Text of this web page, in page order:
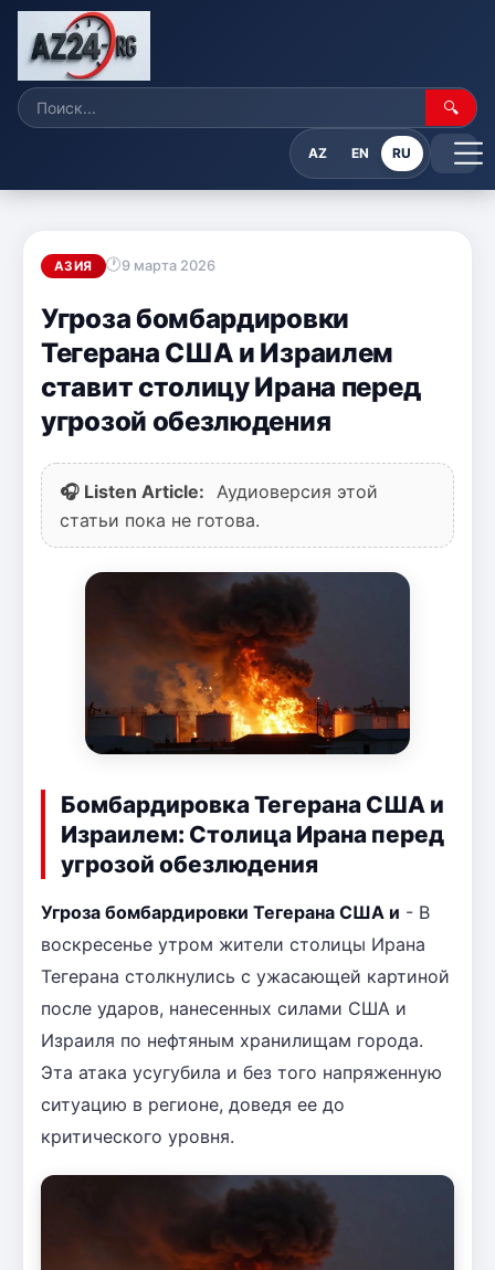
🔍
AZ EN RU
АЗИЯ 9 марта 2026
Угроза бомбардировки
Тегерана США и Израилем
ставит столицу Ирана перед
угрозой обезлюдения
🎧 Listen Article:
Аудиоверсия этой
статьи пока не готова.
Бомбардировка Тегерана США и
Израилем: Столица Ирана перед
угрозой обезлюдения
Угроза бомбардировки Тегерана США и - В
воскресенье утром жители столицы Ирана
Тегерана столкнулись с ужасающей картиной
после ударов, нанесенных силами США и
Израиля по нефтяным хранилищам города.
Эта атака усугубила и без того напряженную
ситуацию в регионе, доведя ее до
критического уровня.